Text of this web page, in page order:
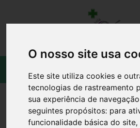
O nosso site usa
Este site utiliza cookies e
tecnologias de rastreamento
sua experiência de
seguintes propósitos: para
funcionalidade básica do site,